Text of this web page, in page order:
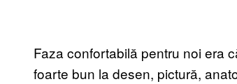
Faza confortabilă pentru noi era
foarte bun la desen, pictură,